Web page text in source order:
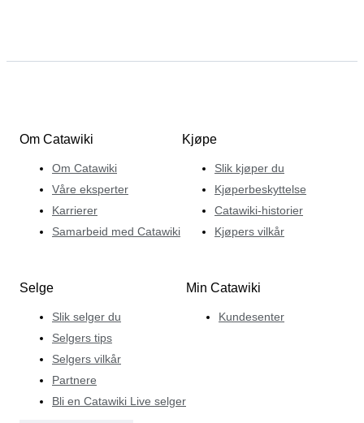
Om Catawiki
Om Catawiki
Våre eksperter
Karrierer
Samarbeid med Catawiki
Kjøpe
Slik kjøper du
Kjøperbeskyttelse
Catawiki-historier
Kjøpers vilkår
Selge
Slik selger du
Selgers tips
Selgers vilkår
Partnere
Bli en Catawiki Live selger
Min Catawiki
Kundesenter